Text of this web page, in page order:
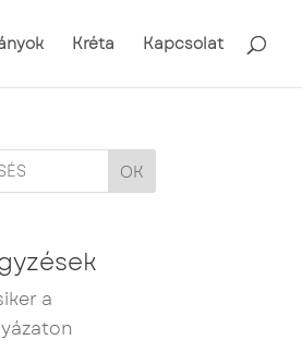
Kréta Kapcsolat
OK
a